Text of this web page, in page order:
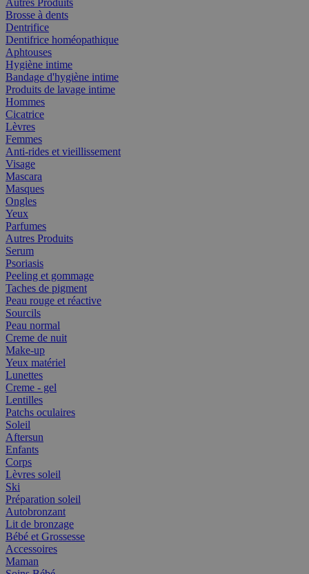
Autres Produits
Brosse à dents
Dentrifice
Dentifrice homéopathique
Aphtouses
Hygiène intime
Bandage d'hygiène intime
Produits de lavage intime
Hommes
Cicatrice
Lèvres
Femmes
Anti-rides et vieillissement
Visage
Mascara
Masques
Ongles
Yeux
Parfumes
Autres Produits
Serum
Psoriasis
Peeling et gommage
Taches de pigment
Peau rouge et réactive
Sourcils
Peau normal
Creme de nuit
Make-up
Yeux matériel
Lunettes
Creme - gel
Lentilles
Patchs oculaires
Soleil
Aftersun
Enfants
Corps
Lèvres soleil
Ski
Préparation soleil
Autobronzant
Lit de bronzage
Bébé et Grossesse
Accessoires
Maman